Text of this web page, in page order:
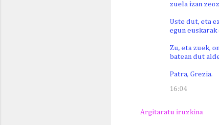
zuela izan
Uste dut, eta
egun euskarak
Zu, eta zuek,
batean dut
Patra, Grezia.
16:04
Argitaratu iruzkina